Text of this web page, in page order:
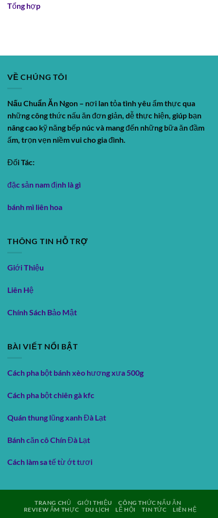
Tổng hợp
VỀ CHÚNG TÔI
Nấu Chuẩn Ăn Ngon – nơi lan tỏa tình yêu ẩm thực qua
những công thức nấu ăn đơn giản, dễ thực hiện, giúp bạn
nâng cao kỹ năng bếp núc và mang đến những bữa ăn đầm
ấm, trọn vẹn niềm vui cho gia đình.
Đối Tác:
đặc sản nam định là gì
bánh mì liên hoa
THÔNG TIN HỖ TRỢ
Giới Thiệu
Liên Hệ
Chính Sách Bảo Mật
BÀI VIẾT NỔI BẬT
Cách pha bột bánh xèo hương xưa 500g
Cách pha bột chiên gà kfc
Quán thung lũng xanh Đà Lạt
Bánh căn cô Chín Đà Lạt
Cách làm sa tế từ ớt tươi
TRANG CHỦ GIỚI THIỆU
CÔNG THỨC NẤU ĂN
REVIEW ẨM THỰC
DU LỊCH LỄ HỘI TIN TỨC LIÊN HỆ